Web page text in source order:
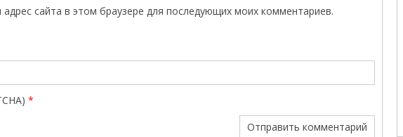
сайта в этом браузере для последующих моих комментариев.
*